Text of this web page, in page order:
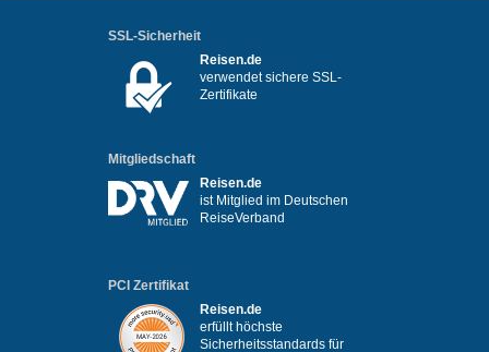
SSL-Sicherheit
Reisen.de
verwendet sichere SSL-
Zertifikate
Mitgliedschaft
Reisen.de
ist Mitglied im Deutschen
ReiseVerband
PCI Zertifikat
Reisen.de
erfüllt höchste
Sicherheitsstandards für